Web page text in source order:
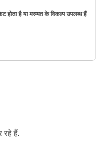
होता है या मरम्मत के विकल्प उपलब्ध हैं
रहे हैं.